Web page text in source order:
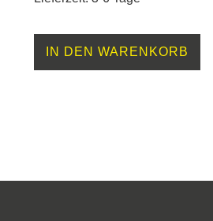
IN DEN WARENKORB